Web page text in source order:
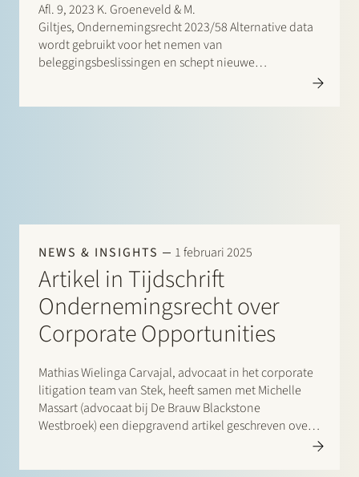
Afl. 9, 2023 K. Groeneveld & M.
Giltjes, Ondernemingsrecht 2023/58 Alternative data
wordt gebruikt voor het nemen van
beleggingsbeslissingen en schept nieuwe
mogelijkheden om (oneerlijk) voordeel te behalen op
NEWS & INSIGHTS 1 februari 2025
Artikel in Tijdschrift
Ondernemingsrecht over
Corporate Opportunities
Mathias Wielinga Carvajal, advocaat in het corporate
litigation team van Stek, heeft samen met Michelle
Massart (advocaat bij De Brauw Blackstone
Westbroek) een diepgravend artikel geschreven over
het leerstuk van de corporate opportunity. Dit leerstuk